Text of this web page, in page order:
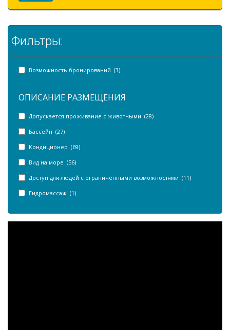
Фильтры:
Возможность бронирований (3)
ОПИСАНИЕ РАЗМЕЩЕНИЯ
Допускается проживание с животными (28)
Бассейн (27)
Кондиционер (69)
Вид на море (56)
Доступ для людей с ограниченными возможностями (11)
Гидромассаж (1)